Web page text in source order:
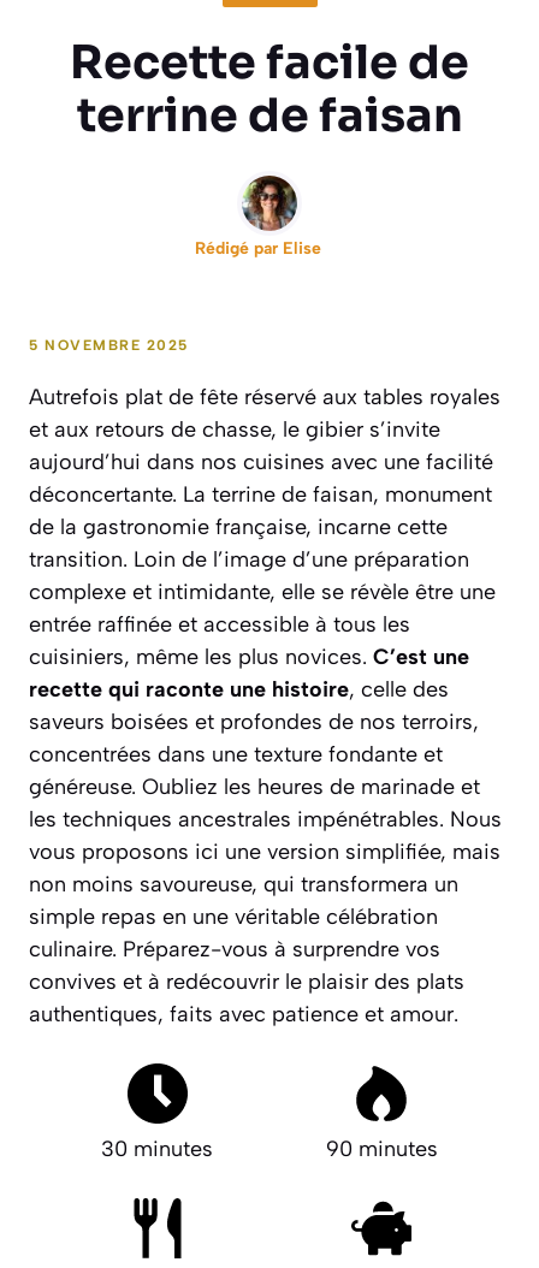
Recette facile de
terrine de faisan
Rédigé par Elise
5 NOVEMBRE 2025
Autrefois plat de fête réservé aux tables royales
et aux retours de chasse, le gibier s’invite
aujourd’hui dans nos cuisines avec une facilité
déconcertante. La terrine de faisan, monument
de la gastronomie française, incarne cette
transition. Loin de l’image d’une préparation
complexe et intimidante, elle se révèle être une
entrée raffinée et accessible à tous les
cuisiniers, même les plus novices. C’est une
recette qui raconte une histoire, celle des
saveurs boisées et profondes de nos terroirs,
concentrées dans une texture fondante et
généreuse. Oubliez les heures de marinade et
les techniques ancestrales impénétrables. Nous
vous proposons ici une version simplifiée, mais
non moins savoureuse, qui transformera un
simple repas en une véritable célébration
culinaire. Préparez-vous à surprendre vos
convives et à redécouvrir le plaisir des plats
authentiques, faits avec patience et amour.
30 minutes 90 minutes